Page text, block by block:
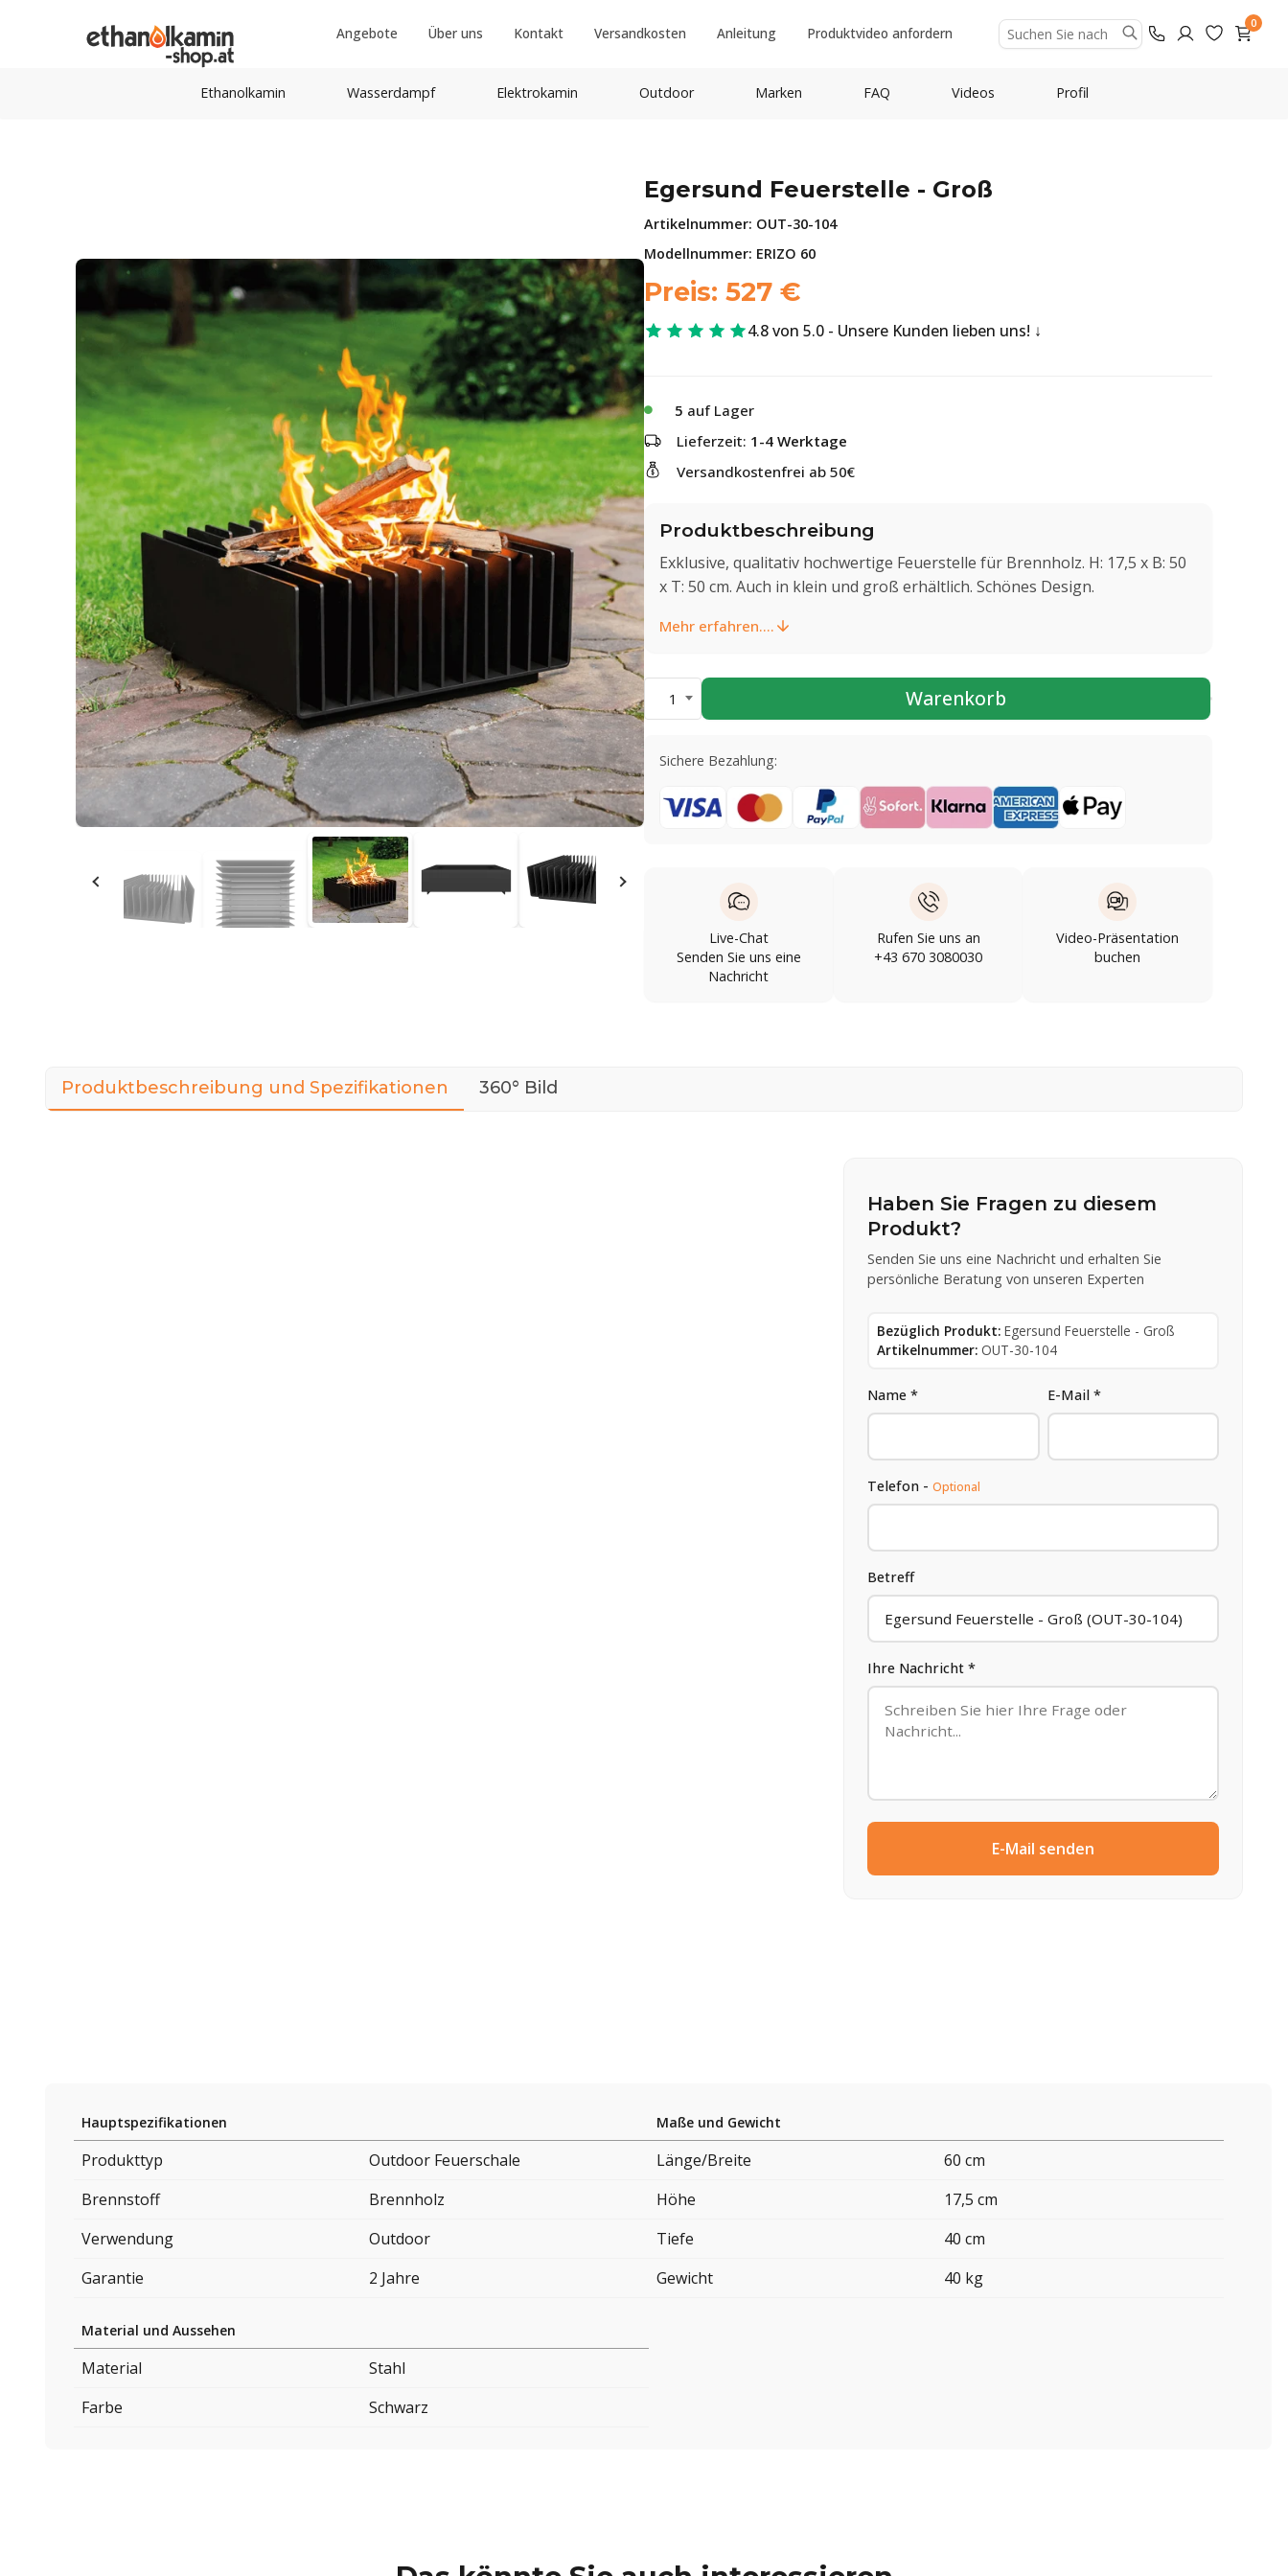
Angebote Über uns Kontakt Versandkosten Anleitung Produktvideo anfordern
0
Ethanolkamin Wasserdampf Elektrokamin Outdoor Marken FAQ Videos Profil
Egersund Feuerstelle - Groß
Artikelnummer: OUT-30-104
Modellnummer: ERIZO 60
Preis: 527 €
4.8 von 5.0 - Unsere Kunden lieben uns!
5 auf Lager
Lieferzeit: 1-4 Werktage
Versandkostenfrei ab 50€
Produktbeschreibung
Exklusive, qualitativ hochwertige Feuerstelle für Brennholz. H: 17,5 x B: 50
x T: 50 cm. Auch in klein und groß erhältlich. Schönes Design.
Mehr erfahren....
1 Warenkorb
Sichere Bezahlung:
Live-Chat
Senden Sie uns eine
Nachricht
Rufen Sie uns an
+43 670 3080030
Video-Präsentation
buchen
Produktbeschreibung und Spezifikationen 360° Bild
Haben Sie Fragen zu diesem
Produkt?
Senden Sie uns eine Nachricht und erhalten Sie
persönliche Beratung von unseren Experten
Bezüglich Produkt: Egersund Feuerstelle - Groß
Artikelnummer: OUT-30-104
Name * E-Mail *
Telefon -Optional
Betreff
Ihre Nachricht *
E-Mail senden
Hauptspezifikationen
Produkttyp
Outdoor Feuerschale
Brennstoff
Brennholz
Verwendung
Outdoor
Garantie
2 Jahre
Maße und Gewicht
Länge/Breite
60 cm
Höhe
17,5 cm
Tiefe
40 cm
Gewicht
40 kg
Material und Aussehen
Material
Stahl
Farbe
Schwarz